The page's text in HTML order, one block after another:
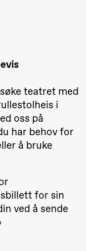
teatret med
i
oss på
har behov for
å bruke
for sin
ved å sende